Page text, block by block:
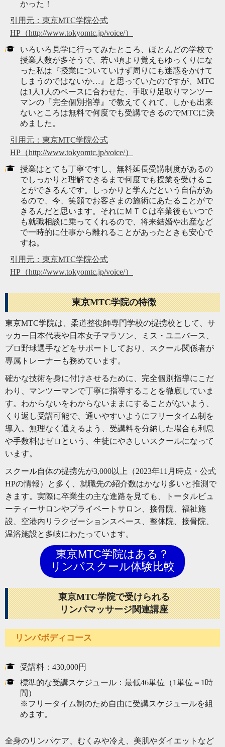
かった！
引用元：東京MTC学院公式
HP（http://www.tokyomtc.jp/voice/）
いろいろ見学に行ってみたところ、ほとんどの学校で
授業人数が多そうで、若い頃より覚えもゆっくりにな
った私は『授業についていけず周りにも迷惑をかけて
しまうのではないか…』と思っていたのですが、MTC
は1人1人のペースに合わせた、手取り足取りマンツー
マンの『完全個別指導』で教えてくれて、しかも出来
ないところは無料で何度でも受講できるのでMTCに決
めました。
引用元：東京MTC学院公式
HP（http://www.tokyomtc.jp/voice/）
授業はとても丁寧ですし、無料延長受講制度があるの
でしっかりと理解できるまで何度でも授業を受けるこ
とができるんです。しっかりと学んだという自信があ
るので、今、笑顔でお客さまの施術にあたることがで
きるんだと思います。それにＭＴＣは卒業後もいつで
も就職相談に乗ってくれるので、将来結婚や出産など
で一時的に仕事から離れることがあったときも安心で
すね。
引用元：東京MTC学院公式
HP（http://www.tokyomtc.jp/voice/）
東京MTC学院の特徴
東京MTC学院は、柔道整復師専門学校の提携校として、サ
ッカー日本代表や日本女子マラソン、ミス・ユニバース、
プロ野球選手などをサポートしており、スクール関係者が
専属トレーナーも務めています。
確かな技術を身に付けさせるために、完全個別指導にこだ
わり、マンツーマンで丁寧に指導することを徹底していま
す。わからないをわからないままにすることがないよう、
くり返し受講可能で、通いやすいようにフリータイム制を
導入。無理なく通えるよう、受講料を分納した場合も利息
や手数料はゼロという、生徒にやさしいスクールになって
います。
スクール自体の提携先が3,000以上（2023年11月時点・公式
HPの情報）と多く、就職先の紹介数はかなり多いと推測で
きます。実際に卒業生の主な進路を見ても、トータルビュ
ーティーサロンやプライベートサロン、接骨院、福祉施
設、空港内リラクゼーションスペース、整体院、接骨院、
温浴施設と多岐にわたっています。
東京MTC学院はある？
リンパスクール体験比較
東京MTC学院で受けられる
リンパマッサージ関連講座
リンパボディコース
受講料：430,000円
標準的な受講スケジュール：最低46単位（1単位＝1時
間）
※フリータイム制のため自由に受講スケジュールを組
めます。
全身のリンパケア、むくみや冷え、美肌やダイエットなど